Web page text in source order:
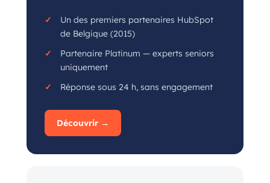
Un des premiers partenaires HubSpot
de Belgique (2015)
Partenaire Platinum — experts seniors
uniquement
Réponse sous 24 h, sans engagement
Découvrir →